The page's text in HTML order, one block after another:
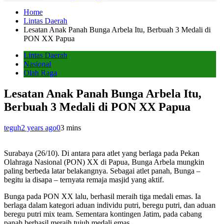
Home
Lintas Daerah
Lesatan Anak Panah Bunga Arbela Itu, Berbuah 3 Medali di
PON XX Papua
Lintas Daerah
Nasional
Olah Raga
Lesatan Anak Panah Bunga Arbela Itu,
Berbuah 3 Medali di PON XX Papua
teguh2 years ago03 mins
Surabaya (26/10). Di antara para atlet yang berlaga pada Pekan
Olahraga Nasional (PON) XX di Papua, Bunga Arbela mungkin
paling berbeda latar belakangnya. Sebagai atlet panah, Bunga –
begitu ia disapa – ternyata remaja masjid yang aktif.
Bunga pada PON XX lalu, berhasil meraih tiga medali emas. Ia
berlaga dalam kategori aduan individu putri, beregu putri, dan aduan
beregu putri mix team. Sementara kontingen Jatim, pada cabang